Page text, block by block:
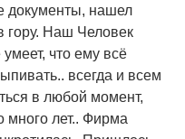
документы, нашел
гору. Наш Человек
что ему всё
всегда и всем
в любой момент,
много лет.. Фирма